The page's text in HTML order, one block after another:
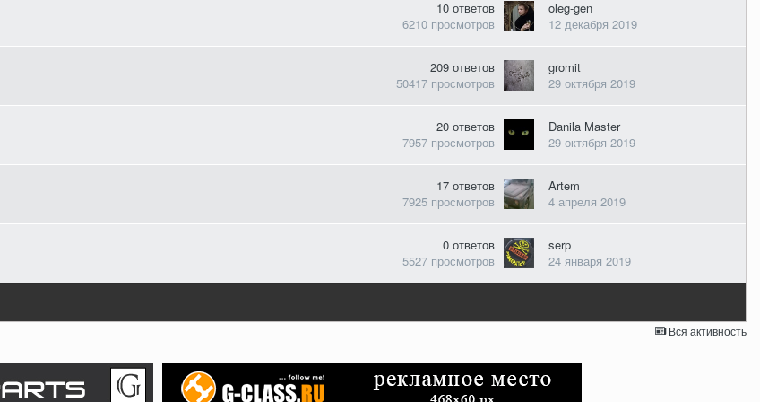
10 ответов
6210 просмотров
oleg-gen
12 декабря 2019
209 ответов
50417 просмотров
gromit
29 октября 2019
20 ответов
7957 просмотров
Danila Master
29 октября 2019
17 ответов
7925 просмотров
Artem
4 апреля 2019
0 ответов
5527 просмотров
serp
24 января 2019
Вся активность